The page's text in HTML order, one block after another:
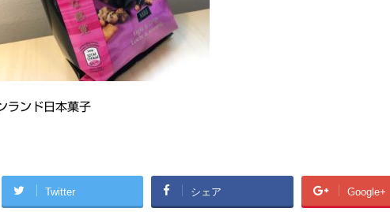
ランド日本菓子
Twitter シェア Google+